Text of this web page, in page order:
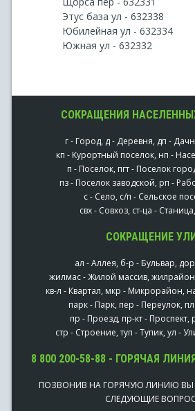
Этус база ул - 632338
Юбилейная ул - 632334
Южная ул - 632332
СОКРАЩЕНИЯ
г - Город, д - Деревня, дп -
кп - Курортный поселок, нп -
п - Поселок, пгт - Поселок
пз - Поселок заводской, рп -
с - Село, с/п - Сельское
свх - Совхоз, ст-ца -
СОКРАЩЕНИЕ
ал - Аллея, б-р - Бульвар,
жилмас - Жилой массив,
кв-л - Квартал, мкр - Микрорайон,
парк - Парк, пер - Переулок,
пр - Проезд, пр-кт - Проспект,
стр - Строение, туп - Тупик, ул -
8 800 200-58-88 - ГОРЯЧАЯ
ПОЗВОНИВ НА ГОРЯЧУЮ ЛИНИЮ ВЫ
СЛЕДУЮЩИЕ